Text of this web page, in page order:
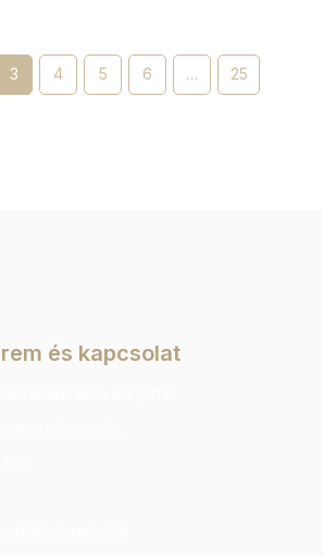
3 4 5 6 … 25
és kapcsolat